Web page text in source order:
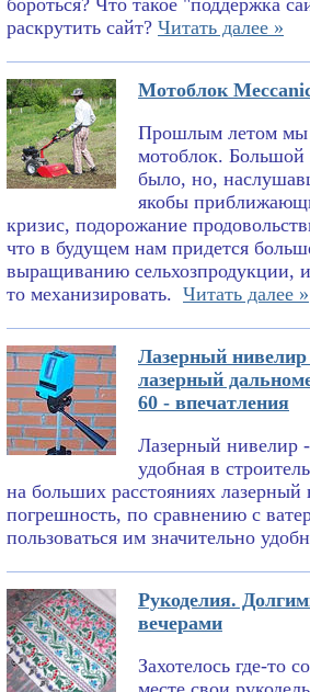
бороться? Что такое "поддержка
раскрутить сайт? Читать далее »
Мотоблок
Прошлым летом мы
мотоблок.
было, но,
якобы
кризис, подорожание
что в будущем нам придется
выращиванию сельхозпродукции,
то механизировать. Читать далее »
Лазерный
лазерный
60 - впечатления
Лазерный нивелир
удобная в
на больших расстояниях лазерный
погрешность, по сравнению с
пользоваться им значительно
Рукоделия.
вечерами
Захотелось где-то